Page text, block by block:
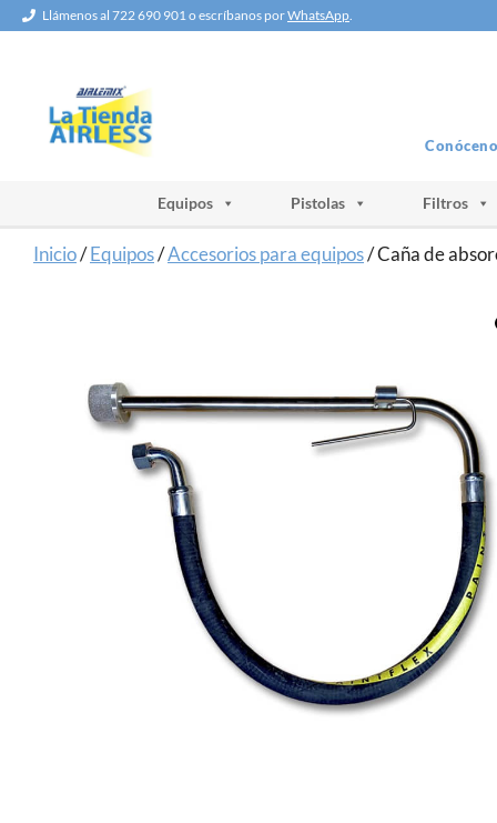
SaltarLlámenos al 722 690 901 o escríbanos porWhatsApp.
Equipos Pistolas Filtros
Inicio/Equipos/Accesorios para equipos/ Caña de